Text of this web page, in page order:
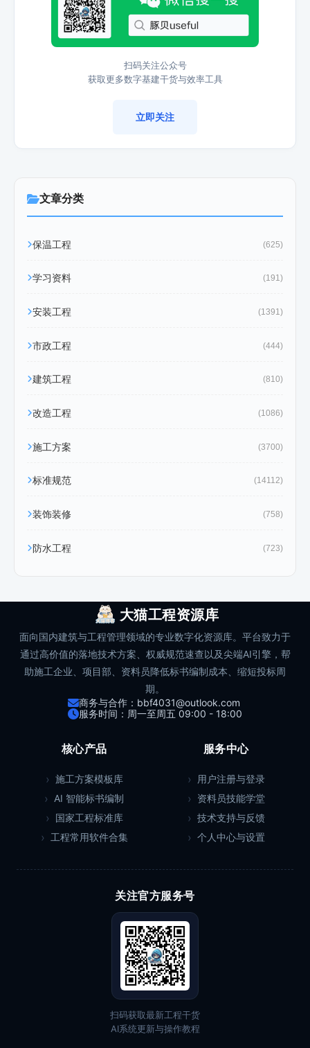
扫码关注公众号
获取更多数字基建干货与效率工具
立即关注
文章分类
保温工程 (625)
学习资料 (191)
安装工程 (1391)
市政工程 (444)
建筑工程 (810)
改造工程 (1086)
施工方案 (3700)
标准规范 (14112)
装饰装修 (758)
防水工程 (723)
大猫工程资源库
面向国内建筑与工程管理领域的专业数字化资源库。平台致力于
通过高价值的落地技术方案、权威规范速查以及尖端AI引擎，帮
助施工企业、项目部、资料员降低标书编制成本、缩短投标周
期。
商务与合作：bbf4031@outlook.com
服务时间：周一至周五 09:00 - 18:00
核心产品
施工方案模板库
AI 智能标书编制
国家工程标准库
工程常用软件合集
服务中心
用户注册与登录
资料员技能学堂
技术支持与反馈
个人中心与设置
关注官方服务号
扫码获取最新工程干货
AI系统更新与操作教程